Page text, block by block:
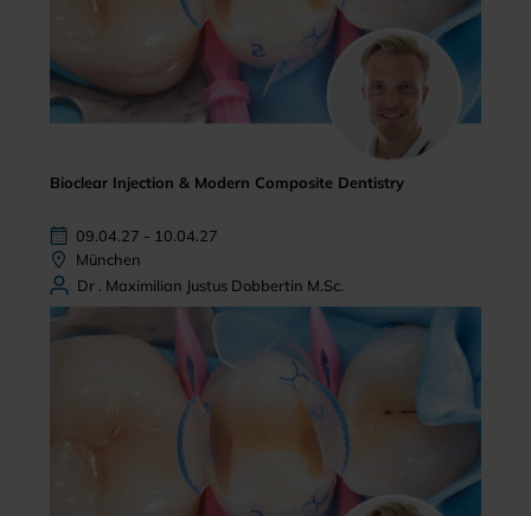
Bioclear Injection & Modern Composite Dentistry
09.04.27 - 10.04.27
München
Dr . Maximilian Justus Dobbertin M.Sc.